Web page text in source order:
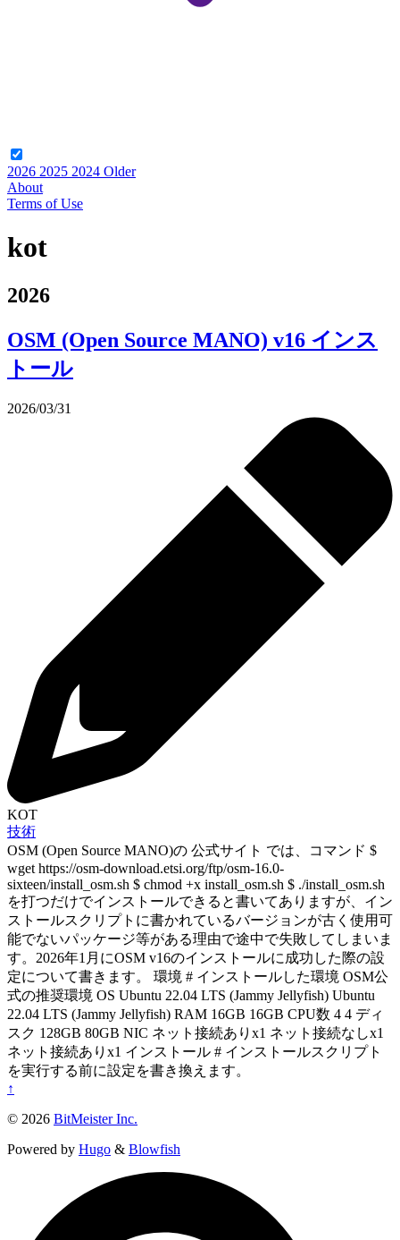
2026 2025 2024 Older
About
Terms of Use
kot
2026
OSM (Open Source MANO) v16 インス
トール
2026/03/31
KOT
技術
OSM (Open Source MANO)の 公式サイト では、コマンド $
wget https://osm-download.etsi.org/ftp/osm-16.0-
sixteen/install_osm.sh $ chmod +x install_osm.sh $ ./install_osm.sh
を打つだけでインストールできると書いてありますが、イン
ストールスクリプトに書かれているバージョンが古く使用可
能でないパッケージ等がある理由で途中で失敗してしまいま
す。2026年1月にOSM v16のインストールに成功した際の設
定について書きます。 環境 # インストールした環境 OSM公
式の推奨環境 OS Ubuntu 22.04 LTS (Jammy Jellyfish) Ubuntu
22.04 LTS (Jammy Jellyfish) RAM 16GB 16GB CPU数 4 4 ディ
スク 128GB 80GB NIC ネット接続ありx1 ネット接続なしx1
ネット接続ありx1 インストール # インストールスクリプト
を実行する前に設定を書き換えます。
↑
© 2026 BitMeister Inc.
Powered by Hugo & Blowfish